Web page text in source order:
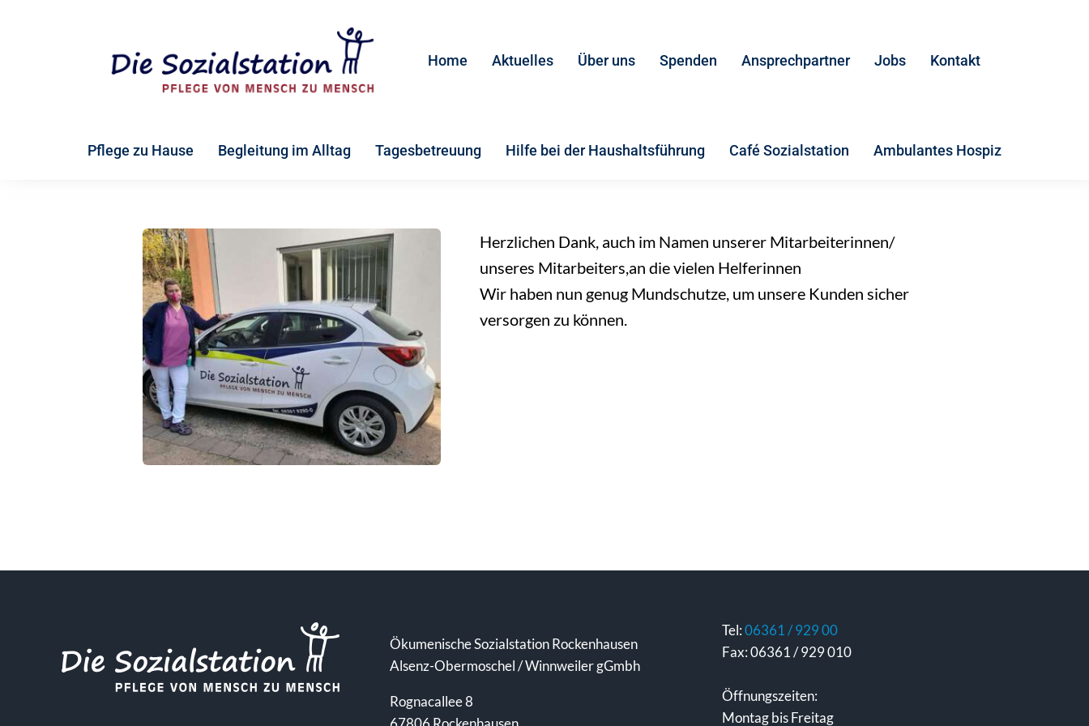
Home Aktuelles Über uns Spenden Ansprechpartner Jobs Kontakt
Pflege zu Hause Begleitung im Alltag Tagesbetreuung Hilfe bei der Haushaltsführung Café Sozialstation Ambulantes Hospiz
Herzlichen Dank, auch im Namen unserer Mitarbeiterinnen/
unseres Mitarbeiters,an die vielen Helferinnen
Wir haben nun genug Mundschutze, um unsere Kunden sicher
versorgen zu können.
Ökumenische Sozialstation Rockenhausen
Alsenz-Obermoschel / Winnweiler gGmbh
Rognacallee 8
Tel:06361 / 929 00
Fax: 06361 / 929 010
Öffnungszeiten:
Montag bis Freitag